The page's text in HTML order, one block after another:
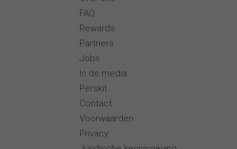
FAQ
Rewards
Partners
Jobs
In de media
Perskit
Contact
Voorwaarden
Privacy